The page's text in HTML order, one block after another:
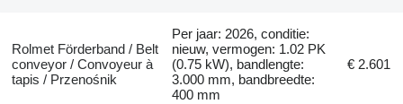
Rolmet Förderband / Belt
conveyor / Convoyeur à
tapis / Przenośnik
Per jaar: 2026, conditie:
nieuw, vermogen: 1.02 PK
(0.75 kW), bandlengte:
3.000 mm, bandbreedte:
400 mm
€ 2.601